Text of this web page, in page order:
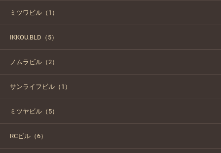
ミツワビル（1）
IKKOU.BLD（5）
ノムラビル（2）
サンライフビル（1）
ミツヤビル（5）
RCビル（6）